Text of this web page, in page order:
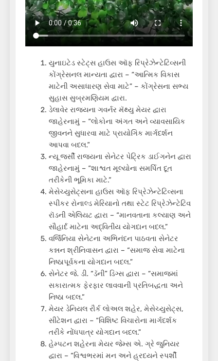
યુનાઇટેડ સ્ટેટ્સ હાઉસ ઑફ રિપ્રેઝેન્ટેટિવ્સની
કોંગ્રેસનલ માન્યતા દ્વારા – “આત્મિક વિકાસ
માટેની અસાધારણ સેવા માટે” – કોંગ્રેસના સભ્ય
સુહાસ સુબ્રમણિયમ દ્વારા.
ડેલાવેર રાજ્યના ગવર્નર મૅથ્યુ મેયર દ્વારા
જાહેરનામું – “લોકોના અંગત અને વ્યાવસાયિક
જીવનને સુધારવા માટે પ્રાયોગિક માર્ગદર્શન
આપવા બદલ.”
ન્યૂ જર્સી રાજ્યના સેનેટર પેટ્રિક ડાઈગનેન દ્વારા
જાહેરનામું – “શાશ્વત મૂલ્યોના સમર્પિત દૂત
તરીકેની ભૂમિકા માટે.”
મેસેચ્યુસેટ્સના હાઉસ ઑફ રિપ્રેઝેન્ટેટિવ્સના
સ્પીકર રોનાલ્ડ મેરિયાનો તથા સ્ટેટ રિપ્રેઝેન્ટેટિવ
રૉડની એલિયટ દ્વારા – “માનવતાના કલ્યાણ અને
સૌહાર્દ માટેના અદ્વિતીય યોગદાન બદલ.”
વર્જિનિયા સેનેટના અભિનંદન પાઠવતા સેનેટર
કન્નન શ્રીનિવાસન દ્વારા – “સમાજ સેવા માટેના
નિષ્ઠાપૂર્વકના યોગદાન બદલ.”
સેનેટર જે. ડી. “ડૅની” ડિગ્સ દ્વારા – “સમાજમાં
સકારાત્મક ફેરફાર લાવવાની પ્રતિબદ્ધતા અને
નિષ્ઠા બદલ.”
મેયર ડેનિયલ રૌર્ક લોઅલ શહેર, મેસેચ્યુસેટ્સ,
સીટેશન દ્વારા – “વિશિષ્ટ વિચારોના માર્ગદર્શક
તરીકે નોંધપાત્ર યોગદાન બદલ.”
હેમ્પટન શહેરના મેયર જેમ્સ એ. ગ્રે જુનિયર
દ્વારા – “વિશ્વભરમાં મન અને હ્રદયને સ્પર્શી